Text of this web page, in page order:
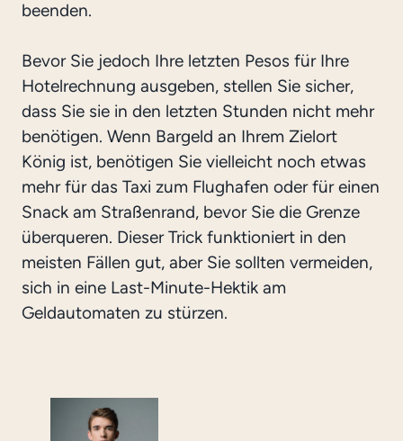
beenden.
Bevor Sie jedoch Ihre letzten Pesos für Ihre
Hotelrechnung ausgeben, stellen Sie sicher,
dass Sie sie in den letzten Stunden nicht mehr
benötigen. Wenn Bargeld an Ihrem Zielort
König ist, benötigen Sie vielleicht noch etwas
mehr für das Taxi zum Flughafen oder für einen
Snack am Straßenrand, bevor Sie die Grenze
überqueren. Dieser Trick funktioniert in den
meisten Fällen gut, aber Sie sollten vermeiden,
sich in eine Last-Minute-Hektik am
Geldautomaten zu stürzen.